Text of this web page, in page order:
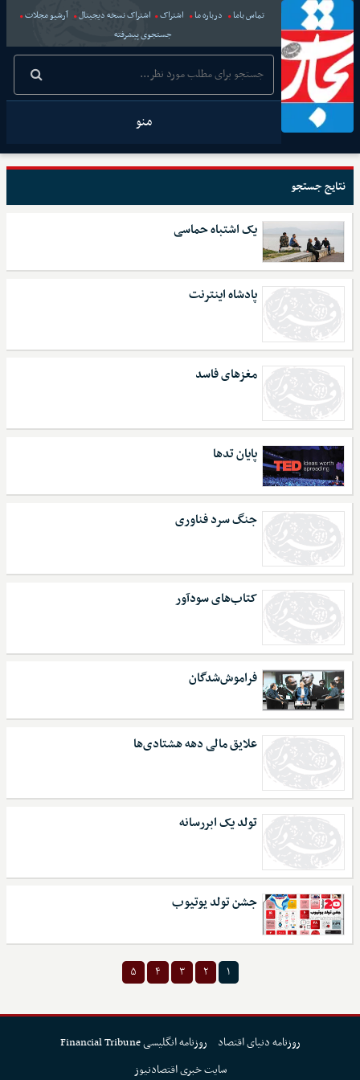
تماس باما درباره ما اشتراک اشتراک نسخه دیجیتال
آرشیو مجلات
جستجوی پیشرفته
منو
نتایج جستجو
یک اشتباه حماسی
پادشاه اینترنت
مغزهای فاسد
پایان تدها
جنگ سرد فناوری
کتاب‌های سودآور
فراموش‌شدگان
علایق مالی دهه هشتادی‌ها
تولد یک ابررسانه
جشن تولد یوتیوب
۱ ۲ ۳ ۴ ۵
روزنامه دنیای اقتصاد
روزنامه انگلیسی Financial Tribune
سایت خبری اقتصادنیوز